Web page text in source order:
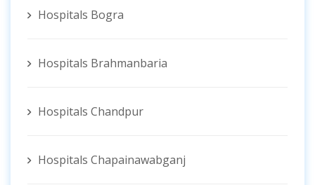
Hospitals Bogra
Hospitals Brahmanbaria
Hospitals Chandpur
Hospitals Chapainawabganj